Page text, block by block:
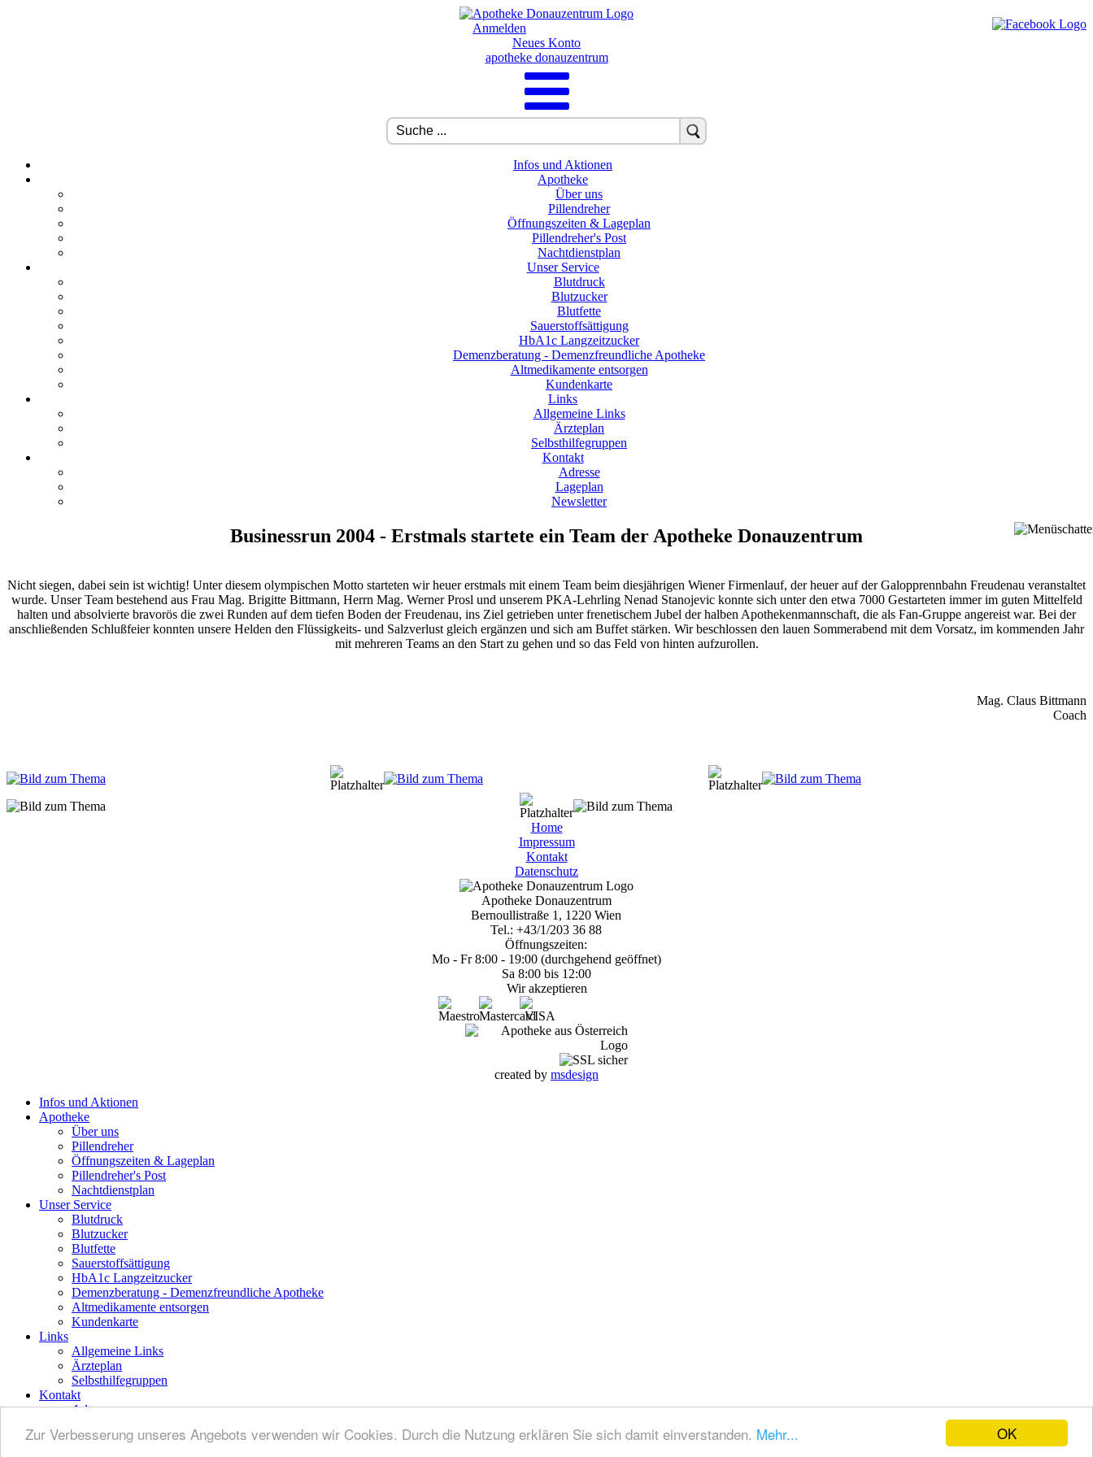
OK
Zur Verbesserung unseres Angebots verwenden wir Cookies. Durch die Nutzung erklären Sie sich damit einverstanden. Mehr...
Anmelden
Neues Konto
apotheke donauzentrum
Infos und Aktionen
Apotheke
Über uns
Pillendreher
Öffnungszeiten & Lageplan
Pillendreher's Post
Nachtdienstplan
Unser Service
Blutdruck
Blutzucker
Blutfette
Sauerstoffsättigung
HbA1c Langzeitzucker
Demenzberatung - Demenzfreundliche Apotheke
Altmedikamente entsorgen
Kundenkarte
Links
Allgemeine Links
Ärzteplan
Selbsthilfegruppen
Kontakt
Adresse
Lageplan
Newsletter
Businessrun 2004 - Erstmals startete ein Team der Apotheke Donauzentrum
Nicht siegen, dabei sein ist wichtig! Unter diesem olympischen Motto starteten wir heuer erstmals mit einem Team beim diesjährigen Wiener Firmenlauf, der heuer auf der Galopprennbahn Freudenau veranstaltet
wurde. Unser Team bestehend aus Frau Mag. Brigitte Bittmann, Herrn Mag. Werner Prosl und unserem PKA-Lehrling Nenad Stanojevic konnte sich unter den etwa 7000 Gestarteten immer im guten Mittelfeld
halten und absolvierte bravorös die zwei Runden auf dem tiefen Boden der Freudenau, ins Ziel getrieben unter frenetischem Jubel der halben Apothekenmannschaft, die als Fan-Gruppe angereist war. Bei der
anschließenden Schlußfeier konnten unsere Helden den Flüssigkeits- und Salzverlust gleich ergänzen und sich am Buffet stärken. Wir beschlossen den lauen Sommerabend mit dem Vorsatz, im kommenden Jahr
mit mehreren Teams an den Start zu gehen und so das Feld von hinten aufzurollen.
Mag. Claus Bittmann
Coach
Home
Impressum
Kontakt
Datenschutz
Apotheke Donauzentrum
Bernoullistraße 1, 1220 Wien
Tel.: +43/1/203 36 88
Öffnungszeiten:
Mo - Fr 8:00 - 19:00 (durchgehend geöffnet)
Sa 8:00 bis 12:00
Wir akzeptieren
created by msdesign
Infos und Aktionen
Apotheke
Über uns
Pillendreher
Öffnungszeiten & Lageplan
Pillendreher's Post
Nachtdienstplan
Unser Service
Blutdruck
Blutzucker
Blutfette
Sauerstoffsättigung
HbA1c Langzeitzucker
Demenzberatung - Demenzfreundliche Apotheke
Altmedikamente entsorgen
Kundenkarte
Links
Allgemeine Links
Ärzteplan
Selbsthilfegruppen
Kontakt
Adresse
Newsletter